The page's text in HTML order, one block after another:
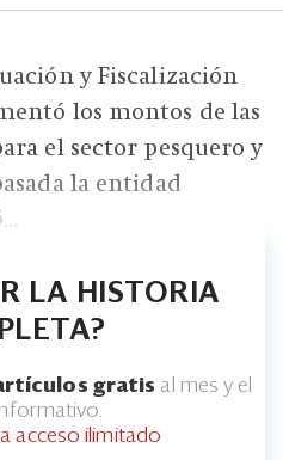
y Fiscalización
los montos de las
el sector pesquero y
la entidad
LA HISTORIA
gratis al mes y el
acceso ilimitado